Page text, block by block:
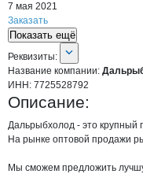
7 мая 2021
Заказать
Показать ещё
О компании
Реквизиты
Реквизиты:
Название компании:
ИНН: 7725528792
Описание:
Дальрыбхолод - это крупный
На рынке оптовой продажи
Мы сможем предложить